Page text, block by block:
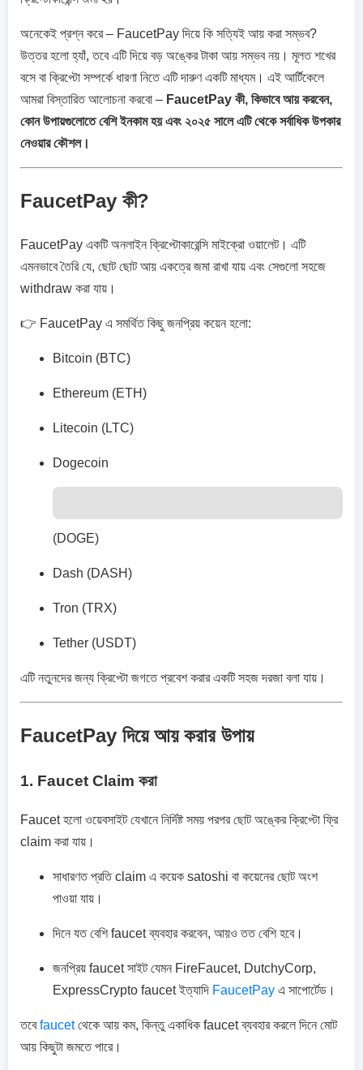
অনেকেই প্রশ্ন করে – FaucetPay দিয়ে কি সত্যিই আয় করা সম্ভব?
উত্তর হলো হ্যাঁ, তবে এটি দিয়ে বড় অঙ্কের টাকা আয় সম্ভব নয়। মূলত শখের
বসে বা ক্রিপ্টো সম্পর্কে ধারণা নিতে এটি দারুণ একটি মাধ্যম। এই আর্টিকেলে
আমরা বিস্তারিত আলোচনা করবো – FaucetPay কী, কিভাবে আয় করবেন,
কোন উপায়গুলোতে বেশি ইনকাম হয় এবং ২০২৫ সালে এটি থেকে সর্বাধিক উপকার
নেওয়ার কৌশল।
FaucetPay কী?
FaucetPay একটি অনলাইন ক্রিপ্টোকারেন্সি মাইক্রো ওয়ালেট। এটি
এমনভাবে তৈরি যে, ছোট ছোট আয় একত্রে জমা রাখা যায় এবং সেগুলো সহজে
withdraw করা যায়।
👉 FaucetPay এ সমর্থিত কিছু জনপ্রিয় কয়েন হলো:
Bitcoin (BTC)
Ethereum (ETH)
Litecoin (LTC)
Dogecoin
(DOGE)
Dash (DASH)
Tron (TRX)
Tether (USDT)
এটি নতুনদের জন্য ক্রিপ্টো জগতে প্রবেশ করার একটি সহজ দরজা বলা যায়।
FaucetPay দিয়ে আয় করার উপায়
1. Faucet Claim করা
Faucet হলো ওয়েবসাইট যেখানে নির্দিষ্ট সময় পরপর ছোট অঙ্কের ক্রিপ্টো ফ্রি
claim করা যায়।
সাধারণত প্রতি claim এ কয়েক satoshi বা কয়েনের ছোট অংশ
পাওয়া যায়।
দিনে যত বেশি faucet ব্যবহার করবেন, আয়ও তত বেশি হবে।
জনপ্রিয় faucet সাইট যেমন FireFaucet, DutchyCorp,
ExpressCrypto faucet ইত্যাদি FaucetPay এ সাপোর্টেড।
তবেfaucetথেকে আয় কম, কিন্তু একাধিক faucet ব্যবহার করলে দিনে মোট
আয় কিছুটা জমতে পারে।